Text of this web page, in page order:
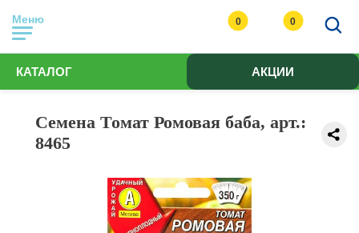
Меню 0 0
КАТАЛОГ АКЦИИ
Семена Томат Ромовая баба, арт.:
8465